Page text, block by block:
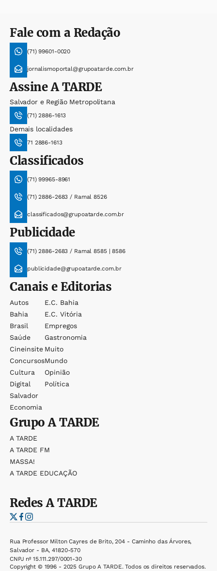
Fale com a Redação
(71) 99601-0020
jornalismoportal@grupoatarde.com.br
AssineA TARDE
Salvador e Região Metropolitana
(71) 2886-1613
Demais localidades
71 2886-1613
Classificados
(71) 99965-8961
(71) 2886-2683 / Ramal 8526
classificados@grupoatarde.com.br
Publicidade
(71) 2886-2683 / Ramal 8585 | 8586
publicidade@grupoatarde.com.br
Canais e Editorias
Autos
Bahia
Brasil
Saúde
Cineinsite
Concursos
Cultura
Digital
Salvador
Economia
E.c. Bahia
E.c. Vitória
Empregos
Gastronomia
Muito
Mundo
Opinião
Política
GrupoA TARDE
A TARDE
A TARDE FM
MASSA!
A TARDE EDUCAÇÃO
RedesA TARDE
Rua Professor Milton Cayres de Brito, 204 - Caminho das Árvores,
Salvador - BA, 41820-570
CNPJ nº 15.111.297/0001-30
Copyright © 1996 - 2025 Grupo A TARDE. Todos os direitos reservados.